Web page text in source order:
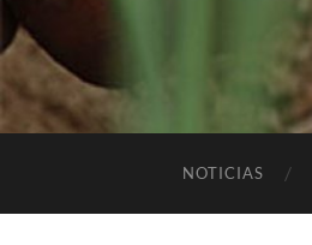
NOTICIAS